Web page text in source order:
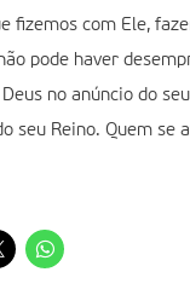
fizemos com Ele,
pode haver
no anúncio do
seu Reino. Quem se